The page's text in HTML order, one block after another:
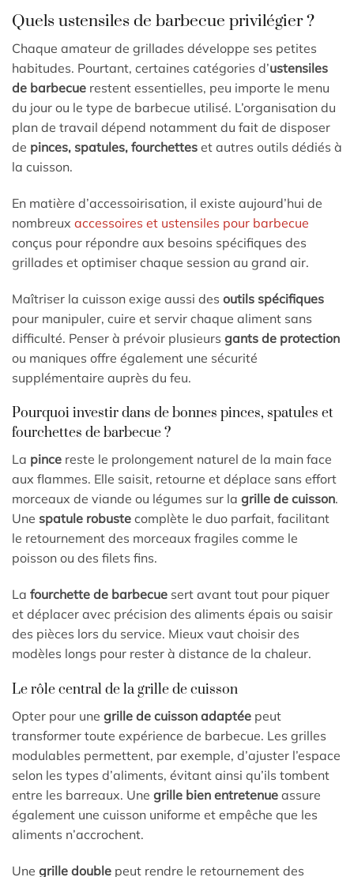
Quels ustensiles de barbecue privilégier ?
Chaque amateur de grillades développe ses petites
habitudes. Pourtant, certaines catégories d’ustensiles
de barbecue restent essentielles, peu importe le menu
du jour ou le type de barbecue utilisé. L’organisation du
plan de travail dépend notamment du fait de disposer
de pinces, spatules, fourchettes et autres outils dédiés à
la cuisson.
En matière d’accessoirisation, il existe aujourd’hui de
nombreux accessoires et ustensiles pour barbecue
conçus pour répondre aux besoins spécifiques des
grillades et optimiser chaque session au grand air.
Maîtriser la cuisson exige aussi des outils spécifiques
pour manipuler, cuire et servir chaque aliment sans
difficulté. Penser à prévoir plusieurs gants de protection
ou maniques offre également une sécurité
supplémentaire auprès du feu.
Pourquoi investir dans de bonnes pinces, spatules et
fourchettes de barbecue ?
La pince reste le prolongement naturel de la main face
aux flammes. Elle saisit, retourne et déplace sans effort
morceaux de viande ou légumes sur la grille de cuisson.
Une spatule robuste complète le duo parfait, facilitant
le retournement des morceaux fragiles comme le
poisson ou des filets fins.
La fourchette de barbecue sert avant tout pour piquer
et déplacer avec précision des aliments épais ou saisir
des pièces lors du service. Mieux vaut choisir des
modèles longs pour rester à distance de la chaleur.
Le rôle central de la grille de cuisson
Opter pour une grille de cuisson adaptée peut
transformer toute expérience de barbecue. Les grilles
modulables permettent, par exemple, d’ajuster l’espace
selon les types d’aliments, évitant ainsi qu’ils tombent
entre les barreaux. Une grille bien entretenue assure
également une cuisson uniforme et empêche que les
aliments n’accrochent.
Une grille double peut rendre le retournement des